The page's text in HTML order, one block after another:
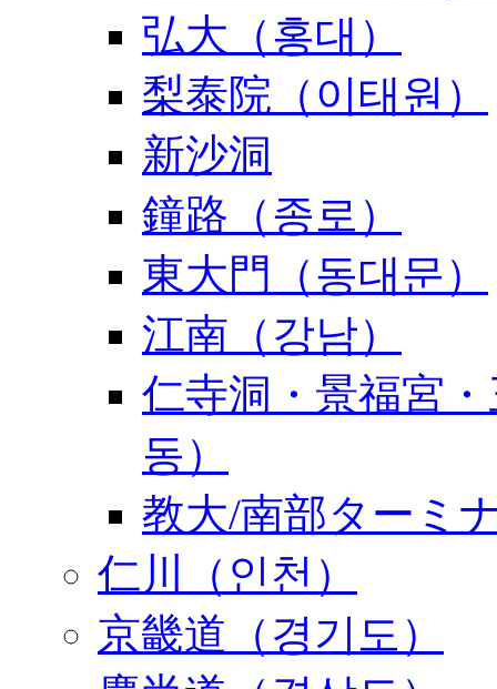
弘大（홍대）
梨泰院（이태원）
新沙洞
鐘路（종로）
東大門（동대문）
江南（강남）
仁寺洞・景福宮
동）
教大/南部ターミ
仁川（인천）
京畿道（경기도）